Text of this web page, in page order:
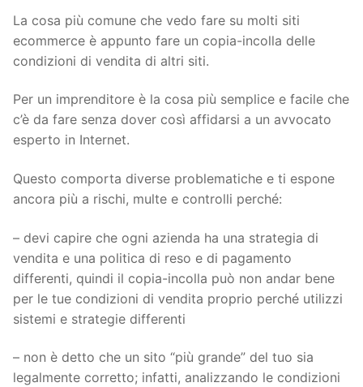
La cosa più comune che vedo fare su molti siti
ecommerce è appunto fare un copia-incolla delle
condizioni di vendita di altri siti.
Per un imprenditore è la cosa più semplice e facile che
c’è da fare senza dover così affidarsi a un avvocato
esperto in Internet.
Questo comporta diverse problematiche e ti espone
ancora più a rischi, multe e controlli perché:
– devi capire che ogni azienda ha una strategia di
vendita e una politica di reso e di pagamento
differenti, quindi il copia-incolla può non andar bene
per le tue condizioni di vendita proprio perché utilizzi
sistemi e strategie differenti
– non è detto che un sito “più grande” del tuo sia
legalmente corretto; infatti, analizzando le condizioni